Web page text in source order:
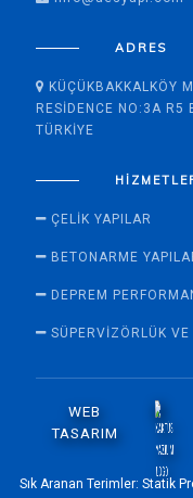
ADRES
KÜÇÜKBAKKALKÖY
RESIDENCE NO:3A R5
TÜRKIYE
ÇELIK YAPILAR
BETONARME
DEPREM
SÜPERVİZÖRLÜK VE
WEB
TASARIM
Sık Aranan Terimler: Statik